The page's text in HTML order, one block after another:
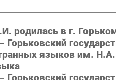
родилась в г. Горьком.
Горьковский
языков им. Н.А.
Горьковский